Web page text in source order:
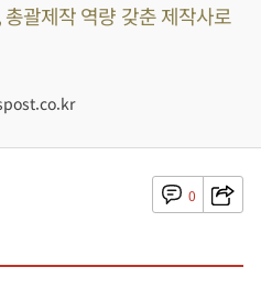
괄제작 역량 갖춘 제작사로
0